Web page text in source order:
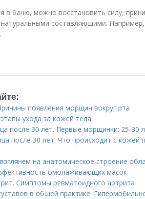
в баню, можно восстановить силу,
составляющими.
появления морщин вокруг рта
ухода за кожей тела
после 30 лет. Первые морщинки: 25-30
после 30 лет. Что происходит с кожей
на анатомическое строение
омолаживающих масок
Симптомы ревматоидного артрита
в общей практике.